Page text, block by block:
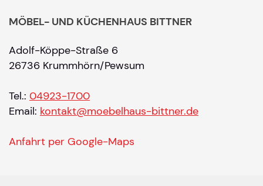
MÖBEL- UND KÜCHENHAUS BITTNER
Adolf-Köppe-Straße 6
26736 Krummhörn/Pewsum
Tel.: 04923-1700
Email: kontakt@moebelhaus-bittner.de
Anfahrt per Google-Maps